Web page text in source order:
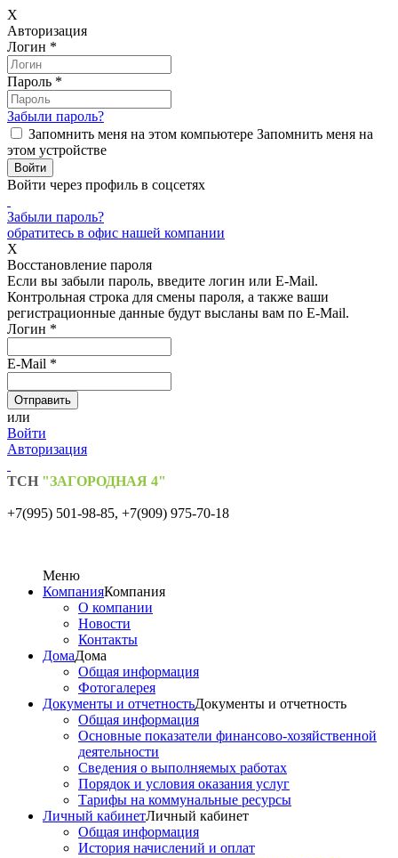
X
Авторизация
Логин *
Пароль *
Забыли пароль?
Запомнить меня на этом компьютере Запомнить меня на
этом устройстве
Войти через профиль в соцсетях
Забыли пароль?
обратитесь в офис нашей компании
X
Восстановление пароля
Если вы забыли пароль, введите логин или E-Mail.
Контрольная строка для смены пароля, а также ваши
регистрационные данные будут высланы вам по E-Mail.
Логин *
E-Mail *
или
Войти
Авторизация
ТСН "ЗАГОРОДНАЯ 4"
+7(995) 501-98-85, +7(909) 975-70-18
Меню
КомпанияКомпания
О компании
Новости
Контакты
ДомаДома
Общая информация
Фотогалерея
Документы и отчетностьДокументы и отчетность
Общая информация
Основные показатели финансово-хозяйственной
деятельности
Сведения о выполняемых работах
Порядок и условия оказания услуг
Тарифы на коммунальные ресурсы
Личный кабинетЛичный кабинет
Общая информация
История начислений и оплат